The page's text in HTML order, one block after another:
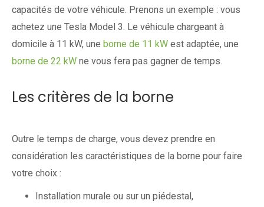
capacités de votre véhicule. Prenons un exemple : vous
achetez une Tesla Model 3. Le véhicule chargeant à
domicile à 11 kW, une borne de 11 kW est adaptée, une
borne de 22 kW ne vous fera pas gagner de temps.
Les critères de la borne
Outre le temps de charge, vous devez prendre en
considération les caractéristiques de la borne pour faire
votre choix :
Installation murale ou sur un piédestal,